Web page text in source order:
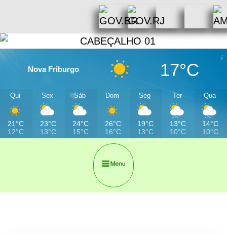
Nova Friburgo 17°C
Qui
21°C
12°C
Sex
23°C
13°C
Sáb
24°C
15°C
Dom
26°C
16°C
Seg
19°C
13°C
Ter
13°C
10°C
Qua
14°C
10°C